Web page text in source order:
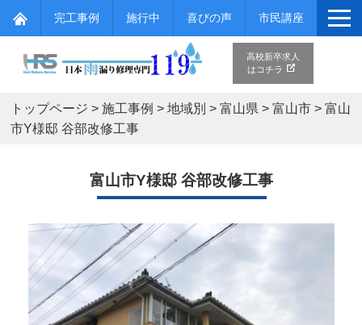
完工事例 施行中 喜びの声 市民講座
高校新卒求人
はコチラ
トップページ >施工事例 >地域別 >富山県 >富山市 >富山
市Y様邸 谷部改修工事
富山市Y様邸 谷部改修工事